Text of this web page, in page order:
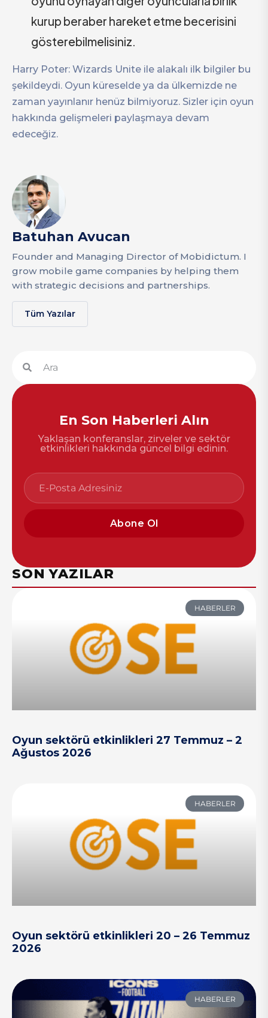
kurup beraber hareket etme becerisini
gösterebilmelisiniz.
Harry Poter: Wizards Unite ile alakalı ilk bilgiler bu
şekildeydi. Oyun küreselde ya da ülkemizde ne
zaman yayınlanır henüz bilmiyoruz. Sizler için oyun
hakkında gelişmeleri paylaşmaya devam
edeceğiz.
Batuhan Avucan
Founder and Managing Director of Mobidictum. I
grow mobile game companies by helping them
with strategic decisions and partnerships.
Tüm Yazılar
En Son Haberleri Alın
Yaklaşan konferanslar, zirveler ve sektör
etkinlikleri hakkında güncel bilgi edinin.
Abone Ol
SON YAZILAR
HABERLER
Oyun sektörü etkinlikleri 27 Temmuz – 2
Ağustos 2026
HABERLER
Oyun sektörü etkinlikleri 20 – 26 Temmuz
2026
HABERLER